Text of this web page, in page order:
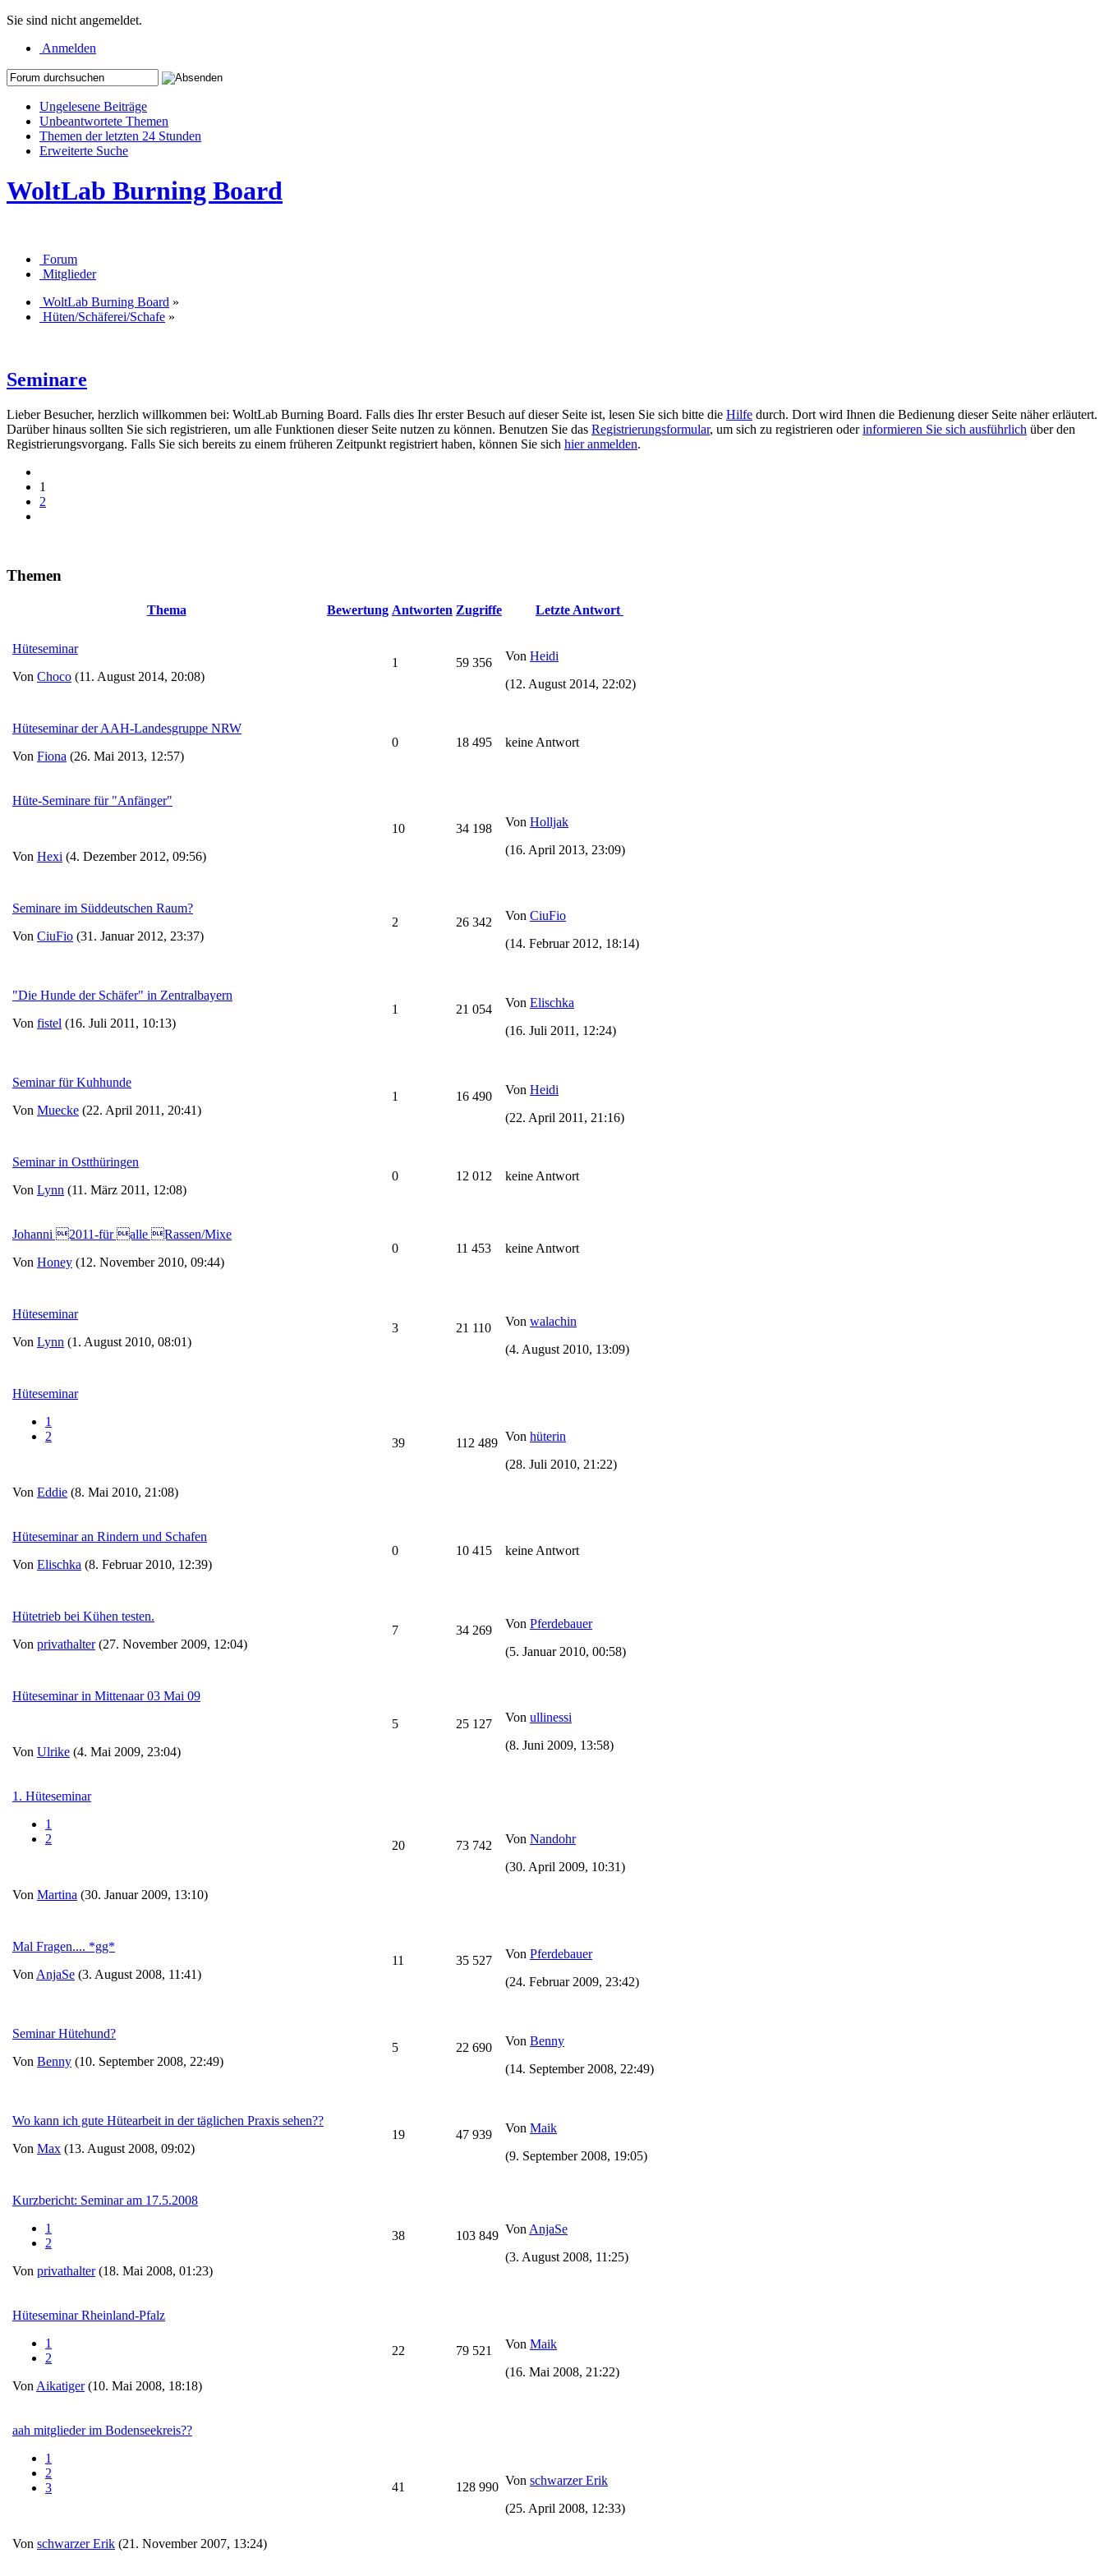
Sie sind nicht angemeldet.
Anmelden
Ungelesene Beiträge
Unbeantwortete Themen
Themen der letzten 24 Stunden
Erweiterte Suche
WoltLab Burning Board
Forum
Mitglieder
WoltLab Burning Board »
Hüten/Schäferei/Schafe »
Seminare
Lieber Besucher, herzlich willkommen bei: WoltLab Burning Board. Falls dies Ihr erster Besuch auf dieser Seite ist, lesen Sie sich bitte die Hilfe durch. Dort wird Ihnen die Bedienung dieser Seite näher erläutert.
Darüber hinaus sollten Sie sich registrieren, um alle Funktionen dieser Seite nutzen zu können. Benutzen Sie das Registrierungsformular, um sich zu registrieren oderinformieren Sie sich ausführlich über den
Registrierungsvorgang. Falls Sie sich bereits zu einem früheren Zeitpunkt registriert haben, können Sie sich hier anmelden.
1
2
Themen
Thema Bewertung Antworten Zugriffe Letzte Antwort
Hüteseminar
Von Choco (11. August 2014, 20:08)
1 59 356 Von Heidi
(12. August 2014, 22:02)
Hüteseminar der AAH-Landesgruppe NRW
Von Fiona (26. Mai 2013, 12:57)
0 18 495 keine Antwort
Hüte-Seminare für "Anfänger"
Von Hexi (4. Dezember 2012, 09:56)
10 34 198 Von Holljak
(16. April 2013, 23:09)
Seminare im Süddeutschen Raum?
Von CiuFio (31. Januar 2012, 23:37)
2 26 342 Von CiuFio
(14. Februar 2012, 18:14)
"Die Hunde der Schäfer" in Zentralbayern
Von fistel (16. Juli 2011, 10:13)
1 21 054 Von Elischka
(16. Juli 2011, 12:24)
Seminar für Kuhhunde
Von Muecke (22. April 2011, 20:41)
1 16 490 Von Heidi
(22. April 2011, 21:16)
Seminar in Ostthüringen
Von Lynn (11. März 2011, 12:08)
0 12 012 keine Antwort
Johanni 2011-für alle Rassen/Mixe
Von Honey (12. November 2010, 09:44)
0 11 453 keine Antwort
Hüteseminar
Von Lynn (1. August 2010, 08:01)
3 21 110 Von walachin
(4. August 2010, 13:09)
Hüteseminar
1
2
Von Eddie (8. Mai 2010, 21:08)
39 112 489 Von hüterin
(28. Juli 2010, 21:22)
Hüteseminar an Rindern und Schafen
Von Elischka (8. Februar 2010, 12:39)
0 10 415 keine Antwort
Hütetrieb bei Kühen testen.
Von privathalter(27. November 2009, 12:04)
7 34 269 Von Pferdebauer
(5. Januar 2010, 00:58)
Hüteseminar in Mittenaar 03 Mai 09
Von Ulrike (4. Mai 2009, 23:04)
5 25 127 Von ullinessi
(8. Juni 2009, 13:58)
1. Hüteseminar
1
2
Von Martina (30. Januar 2009, 13:10)
20 73 742 Von Nandohr
(30. April 2009, 10:31)
Mal Fragen.... *gg*
Von AnjaSe (3. August 2008, 11:41)
11 35 527 Von Pferdebauer
(24. Februar 2009, 23:42)
Seminar Hütehund?
Von Benny (10. September 2008, 22:49)
5 22 690 Von Benny
(14. September 2008, 22:49)
Wo kann ich gute Hütearbeit in der täglichen Praxis sehen??
Von Max (13. August 2008, 09:02)
19 47 939 Von Maik
(9. September 2008, 19:05)
Kurzbericht: Seminar am 17.5.2008
1
2
Von privathalter(18. Mai 2008, 01:23)
38 103 849 Von AnjaSe
(3. August 2008, 11:25)
Hüteseminar Rheinland-Pfalz
1
2
Von Aikatiger(10. Mai 2008, 18:18)
22 79 521 Von Maik
(16. Mai 2008, 21:22)
aah mitglieder im Bodenseekreis??
1
2
3
Von schwarzer Erik (21. November 2007, 13:24)
41 128 990 Von schwarzer Erik
(25. April 2008, 12:33)